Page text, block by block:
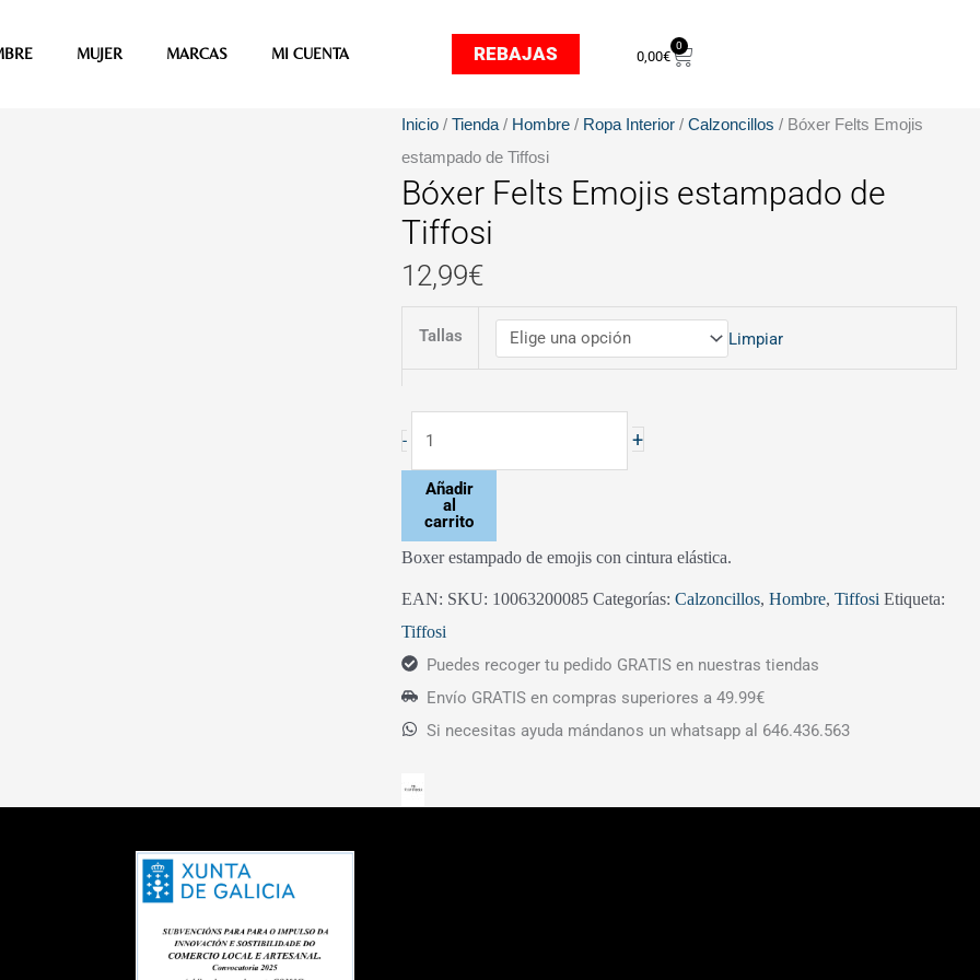
MUJER MARCAS MI CUENTA REBAJAS 0,00€
0
Carrito
Inicio /Tienda / Hombre / Ropa Interior /Calzoncillos / Bóxer Felts Emojis
estampado de Tiffosi
Bóxer Felts Emojis estampado de
Tiffosi
12,99€
Tallas Limpiar
-
Bóxer
Felts
Emojis
estampado
Tiffosi
+
Añadir
al
carrito
Boxer estampado de emojis con cintura elástica.
EAN: SKU: 10063200085 Categorías:Calzoncillos,Hombre,Tiffosi Etiqueta:
Tiffosi
Puedes recoger tu pedido GRATIS en nuestras tiendas
Envío GRATIS en compras superiores a 49.99€
Si necesitas ayuda mándanos un whatsapp al 646.436.563